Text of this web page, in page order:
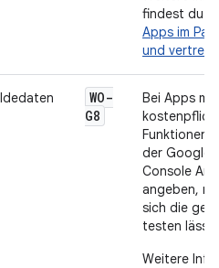
findest du
Apps im
und
WO-
G8
Bei Apps mit
Funktionen
der Google
Console
angeben,
sich die
testen lässt.
Weitere